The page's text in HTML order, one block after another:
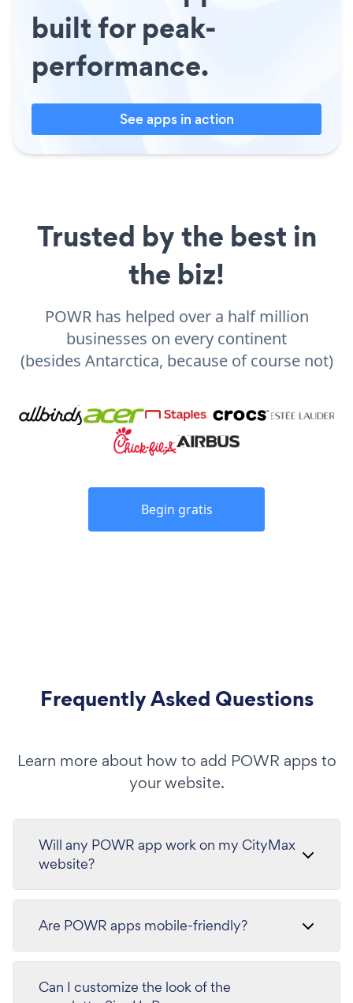
built for peak-
performance.
See apps in action
Trusted by the best in
the biz!
POWR has helped over a half million
businesses on every continent
(besides Antarctica, because of course not)
Begin gratis
Frequently Asked Questions
Learn more about how to add POWR apps to
your website.
Will any POWR app work on my CityMax
website?
Are POWR apps mobile-friendly?
Can I customize the look of the